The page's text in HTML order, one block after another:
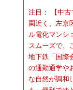
注目：
【中
園近く、左京
ル電化マンシ
スムーズで、
地下鉄「国際
の通勤通学や
な自然が調和